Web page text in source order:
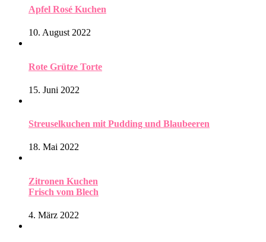
Apfel Rosé Kuchen
10. August 2022
Rote Grütze Torte
15. Juni 2022
Streuselkuchen mit Pudding und Blaubeeren
18. Mai 2022
Zitronen Kuchen
Frisch vom Blech
4. März 2022